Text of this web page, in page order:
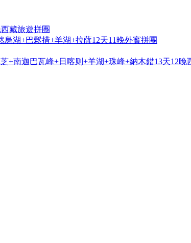
藏旅遊拼團
湖+巴鬆措+羊湖+拉薩12天11晚外賓拼團
+南迦巴瓦峰+日喀则+羊湖+珠峰+納木錯13天12晚